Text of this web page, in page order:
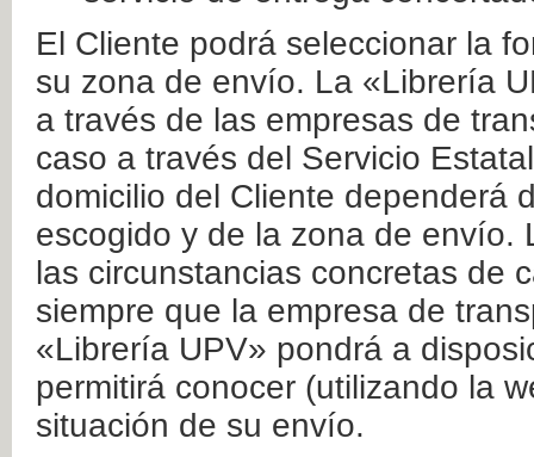
El Cliente podrá seleccionar la
su zona de envío. La «Librería
a través de las empresas de
caso a través del Servicio
domicilio del Cliente dependerá
escogido y de la zona de envío.
las circunstancias concretas de
siempre que la empresa de
«Librería UPV» pondrá a
permitirá conocer (utilizando la
situación de su envío.